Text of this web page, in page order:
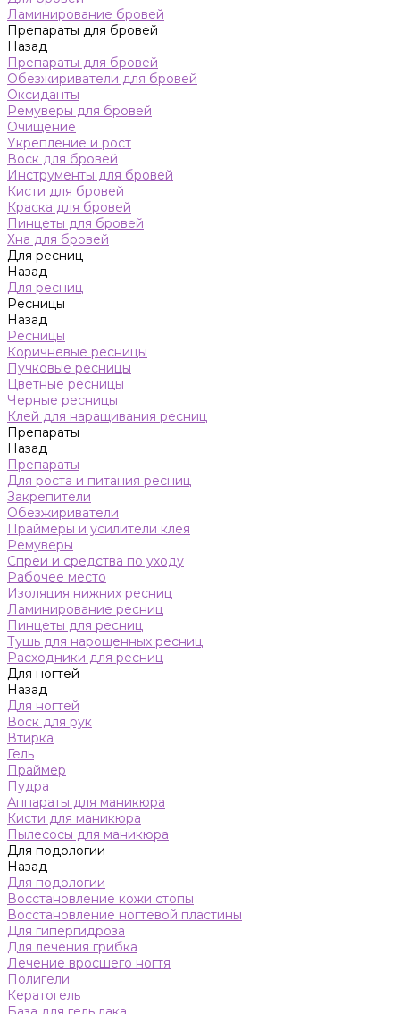
Ламинирование бровей
Препараты для бровей
Назад
Препараты для бровей
Обезжириватели для бровей
Оксиданты
Ремуверы для бровей
Очищение
Укрепление и рост
Воск для бровей
Инструменты для бровей
Кисти для бровей
Краска для бровей
Пинцеты для бровей
Хна для бровей
Для ресниц
Назад
Для ресниц
Ресницы
Назад
Ресницы
Коричневые ресницы
Пучковые ресницы
Цветные ресницы
Черные ресницы
Клей для наращивания ресниц
Препараты
Назад
Препараты
Для роста и питания ресниц
Закрепители
Обезжириватели
Праймеры и усилители клея
Ремуверы
Спреи и средства по уходу
Рабочее место
Изоляция нижних ресниц
Ламинирование ресниц
Пинцеты для ресниц
Тушь для нарощенных ресниц
Расходники для ресниц
Для ногтей
Назад
Для ногтей
Воск для рук
Втирка
Гель
Праймер
Пудра
Аппараты для маникюра
Кисти для маникюра
Пылесосы для маникюра
Для подологии
Назад
Для подологии
Восстановление кожи стопы
Восстановление ногтевой пластины
Для гипергидроза
Для лечения грибка
Лечение вросшего ногтя
Полигели
Кератогель